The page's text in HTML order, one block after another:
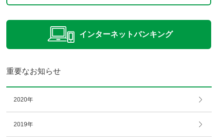
インターネットバンキング
重要なお知らせ
2020年
2019年